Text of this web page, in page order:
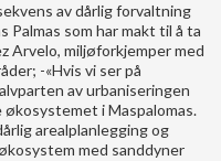
av dårlig forvaltning
Palmas som har makt til å ta
Arvelo, miljøforkjemper med
-«Hvis vi ser på
av urbaniseringen
økosystemet i Maspalomas.
arealplanlegging og
med sanddyner